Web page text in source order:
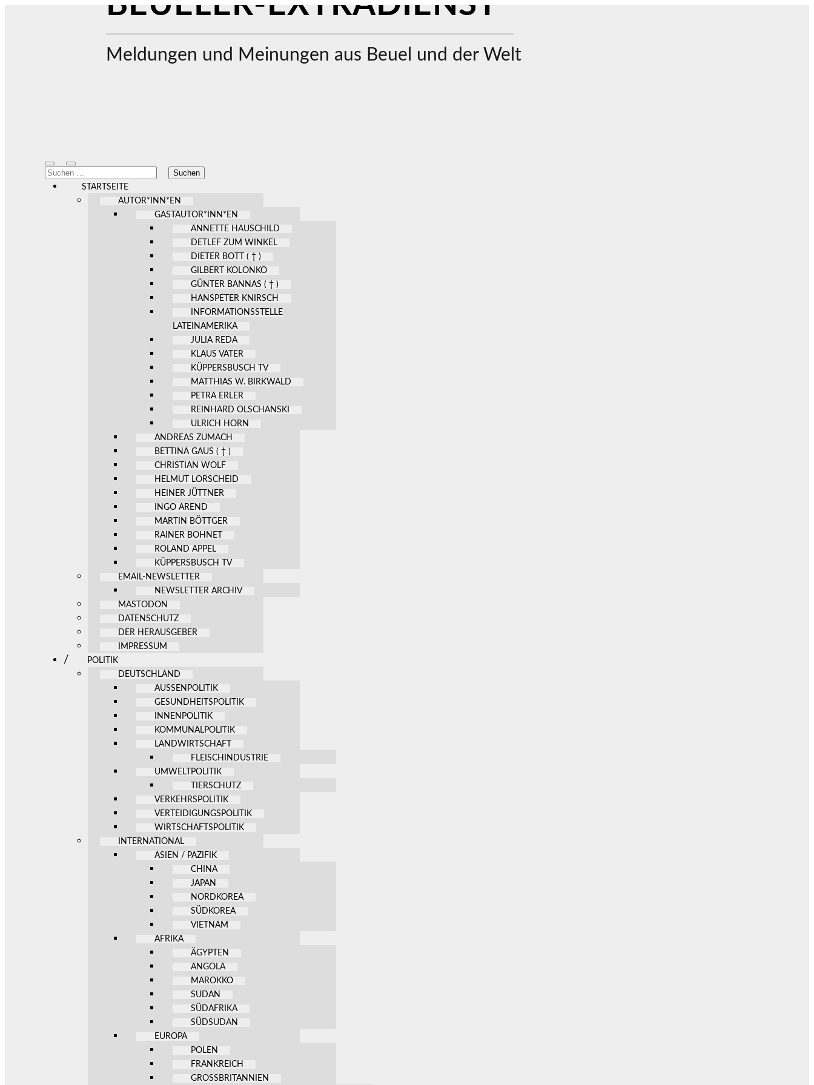
Meldungen und Meinungen aus Beuel und der Welt
Mobile-
Menü
ein-/ausblenden
Suchfeld
ein-/ausblenden
Suchen
nach:
STARTSEITE
AUTOR*INN*EN
GASTAUTOR*INN*EN
ANNETTE HAUSCHILD
DETLEF ZUM WINKEL
DIETER BOTT ( † )
GILBERT KOLONKO
GÜNTER BANNAS ( † )
HANSPETER KNIRSCH
INFORMATIONSSTELLE
LATEINAMERIKA
JULIA REDA
KLAUS VATER
KÜPPERSBUSCH TV
MATTHIAS W. BIRKWALD
PETRA ERLER
REINHARD OLSCHANSKI
ULRICH HORN
ANDREAS ZUMACH
BETTINA GAUS ( † )
CHRISTIAN WOLF
HELMUT LORSCHEID
HEINER JÜTTNER
INGO AREND
MARTIN BÖTTGER
RAINER BOHNET
ROLAND APPEL
KÜPPERSBUSCH TV
EMAIL-NEWSLETTER
NEWSLETTER ARCHIV
MASTODON
DATENSCHUTZ
DER HERAUSGEBER
IMPRESSUM
POLITIK
DEUTSCHLAND
AUSSENPOLITIK
GESUNDHEITSPOLITIK
INNENPOLITIK
KOMMUNALPOLITIK
LANDWIRTSCHAFT
FLEISCHINDUSTRIE
UMWELTPOLITIK
TIERSCHUTZ
VERKEHRSPOLITIK
VERTEIDIGUNGSPOLITIK
WIRTSCHAFTSPOLITIK
INTERNATIONAL
ASIEN / PAZIFIK
CHINA
JAPAN
NORDKOREA
SÜDKOREA
VIETNAM
AFRIKA
ÄGYPTEN
ANGOLA
MAROKKO
SUDAN
SÜDAFRIKA
SÜDSUDAN
EUROPA
POLEN
FRANKREICH
GROSSBRITANNIEN